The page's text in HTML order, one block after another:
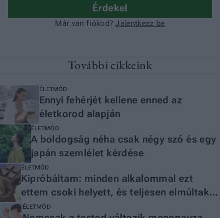
További cikkeink
ÉLETMÓD
Ennyi fehérjét kellene enned az
életkorod alapján
ÉLETMÓD
A boldogság néha csak négy szó és egy
japán szemlélet kérdése
ÉLETMÓD
Kipróbáltam: minden alkalommal ezt
ettem csoki helyett, és teljesen elmúltak a
nassolási rohamaim
ÉLETMÓD